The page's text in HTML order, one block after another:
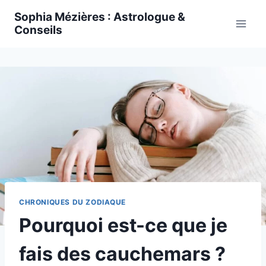
Sophia Mézières : Astrologue &
Conseils
CHRONIQUES DU ZODIAQUE
Pourquoi est-ce que je
fais des cauchemars ?